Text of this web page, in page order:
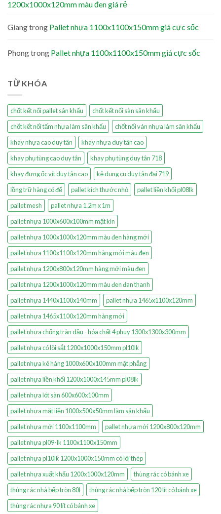
1200x1000x120mm màu đen giá rẻ
Giangtrong Pallet nhựa 1100x1100x150mm giá cực sốc
Phongtrong Pallet nhựa 1100x1100x150mm giá cực sốc
TỪ KHÓA
chốt kết nối pallet sân khấu
chốt kết nối sàn sân khấu
chốt kết nối tấm nhựa làm sân khấu
chốt nối ván nhựa làm sân khấu
khay nhựa cao duy tân
khay nhựa duy tân cao
khay phụ tùng cao duy tân
khay phụ tùng duy tân 718
khay đựng ốc vít duy tân cao
kệ dụng cụ duy tân đại 719
lồng trữ hàng có đế
pallet kích thước nhỏ
pallet liền khối pl08lk
pallet mesh
pallet nhựa 1.2m x 1m
pallet nhựa 1000x600x100mm mặt kín
pallet nhựa 1000x1000x120mm màu đen hàng mới
pallet nhựa 1100x1100x120mm hàng mới màu đen
pallet nhựa 1200x800x120mm hàng mới màu đen
pallet nhựa 1200x1000x120mm màu đen đan thanh
pallet nhựa 1440x1100x140mm
pallet nhựa 1465x1100x120mm
pallet nhựa 1465x1100x120mm hàng mới
pallet nhựa chống tràn dầu - hóa chất 4 phuy 1300x1300x300mm
pallet nhựa có lõi sắt 1200x1000x150mm pl10lk
pallet nhựa kê hàng 1000x600x100mm mặt phẳng
pallet nhựa liền khối 1200x1000x145mm pl08lk
pallet nhựa lót sàn 600x600x100mm
pallet nhựa mặt liền 1000x500x50mm làm sân khấu
pallet nhựa mới 1100x1100mm
pallet nhựa mới 1200x800x120mm
pallet nhựa pl09-lk 1100x1100x150mm
pallet nhựa pl10lk 1200x1000x150mm có lõi thép
pallet nhựa xuất khẩu 1200x1000x120mm
thùng rác có bánh xe
thùng rác nhà bếp tròn 80l
thùng rác nhà bếp tròn 120 lít có bánh xe
thùng rác nhựa 90 lít có bánh xe